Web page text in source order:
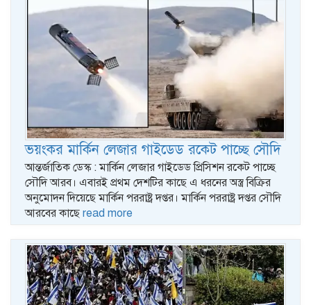
ভয়ংকর মার্কিন লেজার গাইডেড রকেট পাচ্ছে সৌদি
আন্তর্জাতিক ডেস্ক : মার্কিন লেজার গাইডেড প্রিসিশন রকেট পাচ্ছে
সৌদি আরব। এবারই প্রথম দেশটির কাছে এ ধরনের অস্ত্র বিক্রির
অনুমোদন দিয়েছে মার্কিন পররাষ্ট্র দপ্তর। মার্কিন পররাষ্ট্র দপ্তর সৌদি
আরবের কাছে read more